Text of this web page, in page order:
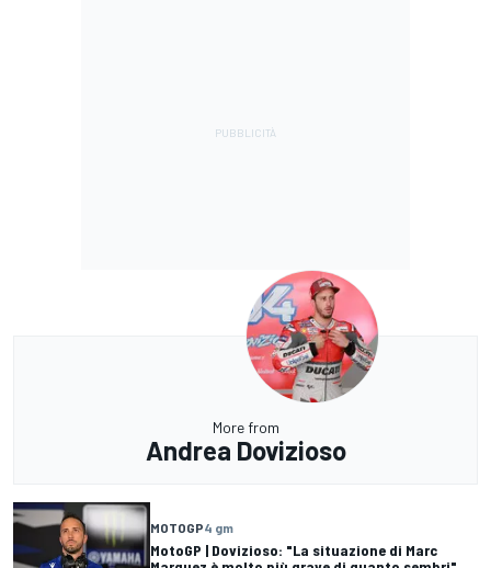
More from
Andrea Dovizioso
MOTOGP4 gm
MotoGP | Dovizioso: "La situazione di Marc